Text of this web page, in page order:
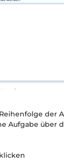
der
Aufgabe über